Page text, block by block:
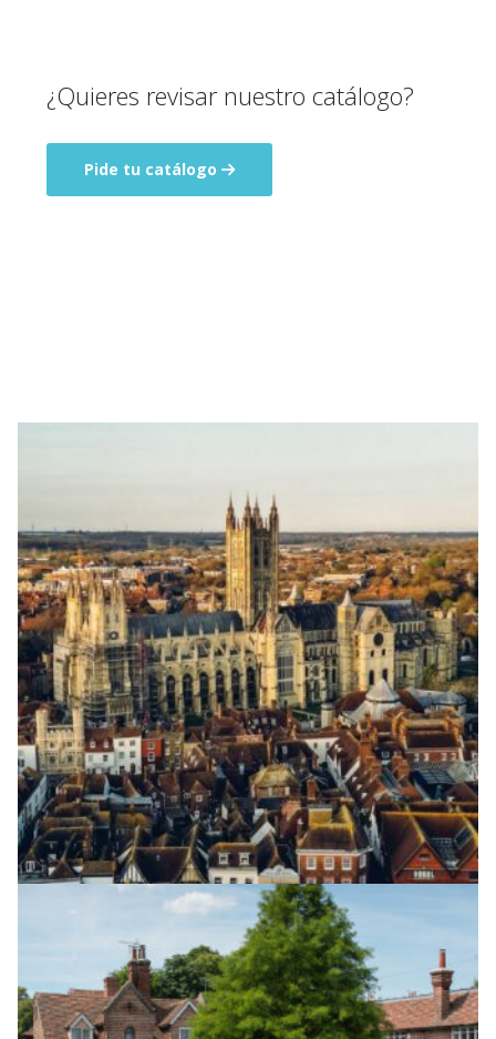
¿Quieres revisar nuestro catálogo?
Pide tu catálogo